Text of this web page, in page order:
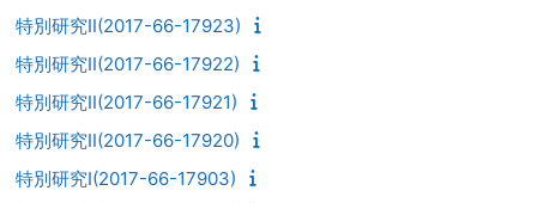
特別研究II(2017-66-17923)
特別研究II(2017-66-17922)
特別研究II(2017-66-17921)
特別研究II(2017-66-17920)
特別研究I(2017-66-17903)